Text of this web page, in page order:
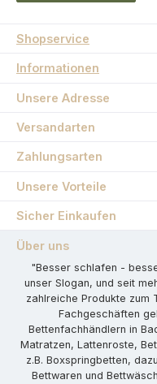
Shopservice
Informationen
Unsere Adresse
Versandarten
Zahlungsarten
Unsere Vorteile
Sicher Einkaufen
Über uns
"Besser schlafen -
unser Slogan, und seit
zahlreiche Produkte zum
Fachgeschäften
Bettenfachhändlern in
Matratzen, Lattenroste,
z.B. Boxspringbetten,
Bettwaren und